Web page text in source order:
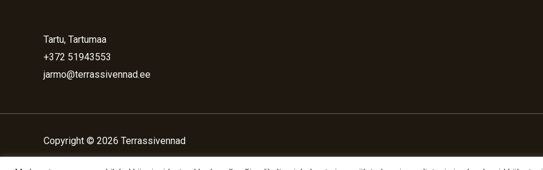
Tartu, Tartumaa
+372 51943553
jarmo@terrassivennad.ee
Copyright © 2026 Terrassivennad